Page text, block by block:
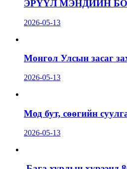
ЭРҮҮЛ МЭНДИЙН
2026-05-13
Монгол Улсын засаг
2026-05-13
Мод бут, сөөгийн
2026-05-13